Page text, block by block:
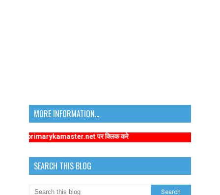
MORE INFORMATION...
पर क्लिक करे
SEARCH THIS BLOG